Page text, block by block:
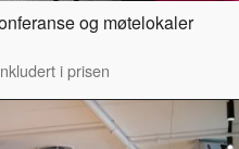
og møtelokaler
i prisen